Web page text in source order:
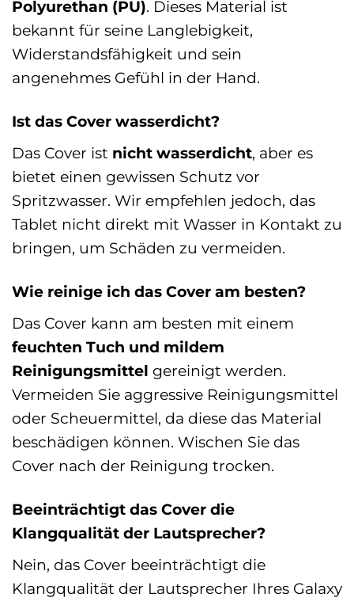
Polyurethan (PU). Dieses Material ist
bekannt für seine Langlebigkeit,
Widerstandsfähigkeit und sein
angenehmes Gefühl in der Hand.
Ist das Cover wasserdicht?
Das Cover ist nicht wasserdicht, aber es
bietet einen gewissen Schutz vor
Spritzwasser. Wir empfehlen jedoch, das
Tablet nicht direkt mit Wasser in Kontakt zu
bringen, um Schäden zu vermeiden.
Wie reinige ich das Cover am besten?
Das Cover kann am besten mit einem
feuchten Tuch und mildem
Reinigungsmittel gereinigt werden.
Vermeiden Sie aggressive Reinigungsmittel
oder Scheuermittel, da diese das Material
beschädigen können. Wischen Sie das
Cover nach der Reinigung trocken.
Beeinträchtigt das Cover die
Klangqualität der Lautsprecher?
Nein, das Cover beeinträchtigt die
Klangqualität der Lautsprecher Ihres Galaxy